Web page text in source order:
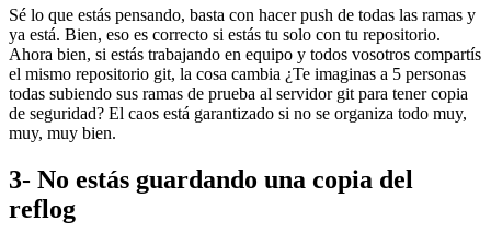
Sé lo que estás pensando, basta con hacer push de todas las ramas y
ya está. Bien, eso es correcto si estás tu solo con tu repositorio.
Ahora bien, si estás trabajando en equipo y todos vosotros compartís
el mismo repositorio git, la cosa cambia ¿Te imaginas a 5 personas
todas subiendo sus ramas de prueba al servidor git para tener copia
de seguridad? El caos está garantizado si no se organiza todo muy,
muy, muy bien.
3- No estás guardando una copia del
reflog